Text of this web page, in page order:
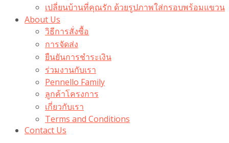
เปลี่ยนบ้านที่คุณรัก ด้วยรูปภาพใส่กรอบพร้อมแขวน​
About Us
วิธีการสั่งซื้อ
การจัดส่ง
ยืนยันการชำระเงิน
ร่วมงานกับเรา
Pennello Family
ลูกค้าโครงการ
เกี่ยวกับเรา
Terms and Conditions
Contact Us